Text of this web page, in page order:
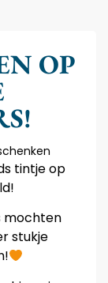
OP
tintje op
mochten
stukje